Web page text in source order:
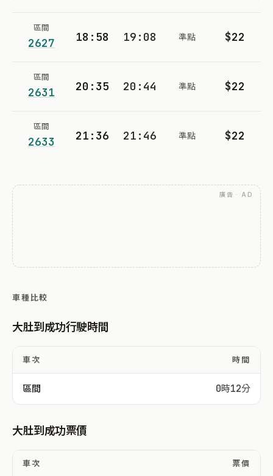
區間
2627 18:58 19:08 準點 $22
區間
2631 20:35 20:44 準點 $22
區間
2633 21:36 21:46 準點 $22
廣告 · AD
車種比較
大肚到成功行駛時間
車次 時間
區間 0時12分
大肚到成功票價
車次 票價